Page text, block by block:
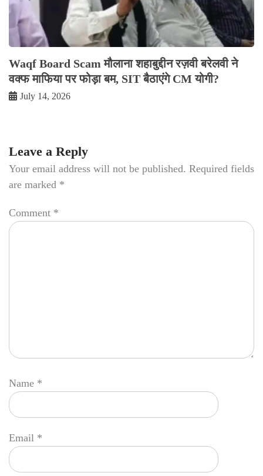
Waqf Board Scam मौलाना शहाबुद्दीन रज़वी बरेलवी ने
वक्फ माफिया पर फोड़ा बम, SIT बैठाएंगे CM योगी?
July 14, 2026
Leave a Reply
Your email address will not be published. Required fields
are marked *
Comment *
Name *
Email *